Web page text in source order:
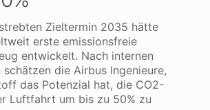
Zieltermin 2035 hätte
erste emissionsfreie
entwickelt. Nach internen
schätzen die Airbus Ingenieure,
das Potenzial hat, die CO2-
Luftfahrt um bis zu 50% zu